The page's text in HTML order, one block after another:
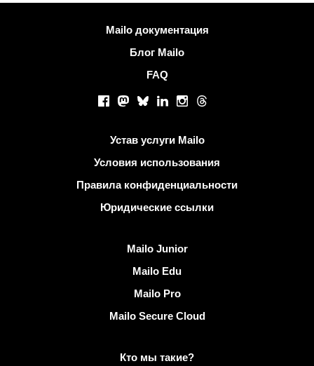
Больше информацииMailo документация
Блог Mailo
FAQ
Социальные сети
Facebook
Mastodon
BlueskyLinkedInInstagram
Threads
Полезные ссылкиУстав услуги Mailo
Условия использования
Правила конфиденциальности
Юридические ссылки
Mailo Junior
Mailo Edu
Mailo Pro
Mailo Secure Cloud
Кто мы такие?